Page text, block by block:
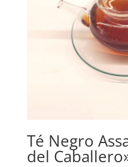
Té Negro
del